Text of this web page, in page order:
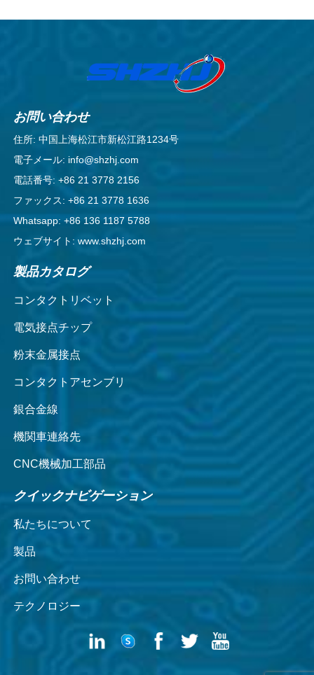
お問い合わせ
住所: 中国上海松江市新松江路1234号
電子メール: info@shzhj.com
電話番号: +86 21 3778 2156
ファックス: +86 21 3778 1636
Whatsapp: +86 136 1187 5788
ウェブサイト: www.shzhj.com
製品カタログ
コンタクトリベット
電気接点チップ
粉末金属接点
コンタクトアセンブリ
銀合金線
機関車連絡先
CNC機械加工部品
クイックナビゲーション
私たちについて
製品
お問い合わせ
テクノロジー